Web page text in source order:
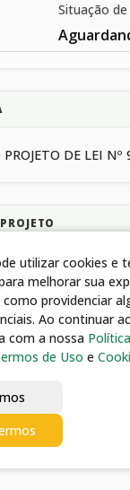
Situação
DE LEI Nº
09:21 | Termo de
2026
utilizar cookies e
melhorar sua
providenciar
Ao continuar
com a nossa
de Uso e